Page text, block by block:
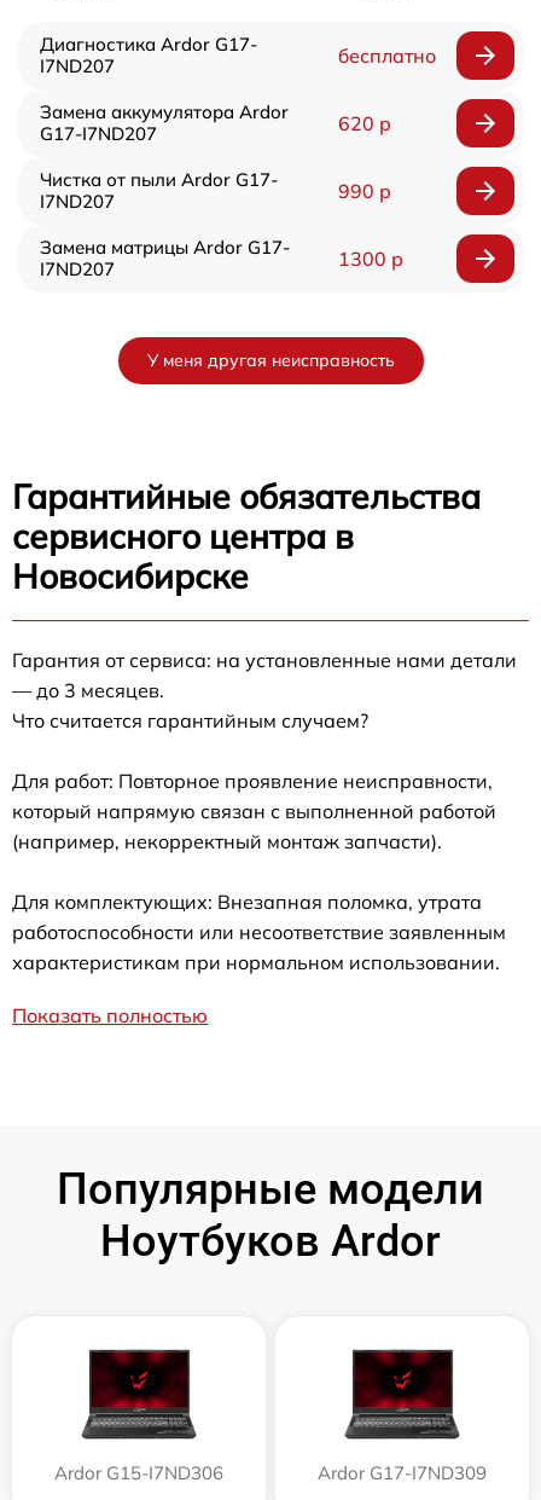
Диагностика Ardor G17-
I7ND207
бесплатно
Замена аккумулятора Ardor
G17-I7ND207
620 р
Чистка от пыли Ardor G17-
I7ND207
990 р
Замена матрицы Ardor G17-
I7ND207
1300 р
У меня другая неисправность
Гарантийные обязательства
сервисного центра в
Новосибирске
Гарантия от сервиса: на установленные нами детали
— до 3 месяцев.
Что считается гарантийным случаем?
Для работ: Повторное проявление неисправности,
который напрямую связан с выполненной работой
(например, некорректный монтаж запчасти).
Для комплектующих: Внезапная поломка, утрата
работоспособности или несоответствие заявленным
характеристикам при нормальном использовании.
Показать полностью
Популярные модели
Ноутбуков Ardor
Ardor G15-I7ND306 Ardor G17-I7ND309